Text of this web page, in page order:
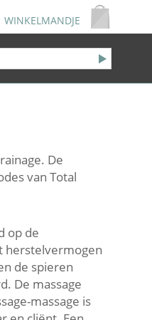
WINKELMANDJE
De
van Total
op de
herstelvermogen
de spieren
De massage
massage is